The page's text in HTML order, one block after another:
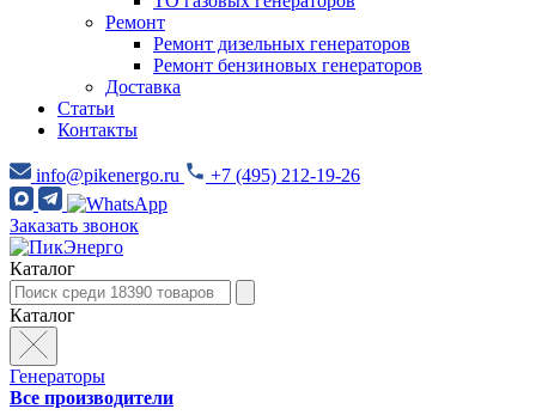
Ремонт
Ремонт дизельных генераторов
Ремонт бензиновых генераторов
Доставка
Статьи
Контакты
info@pikenergo.ru +7 (495) 212-19-26
Заказать звонок
Каталог
Каталог
Генераторы
Все производители